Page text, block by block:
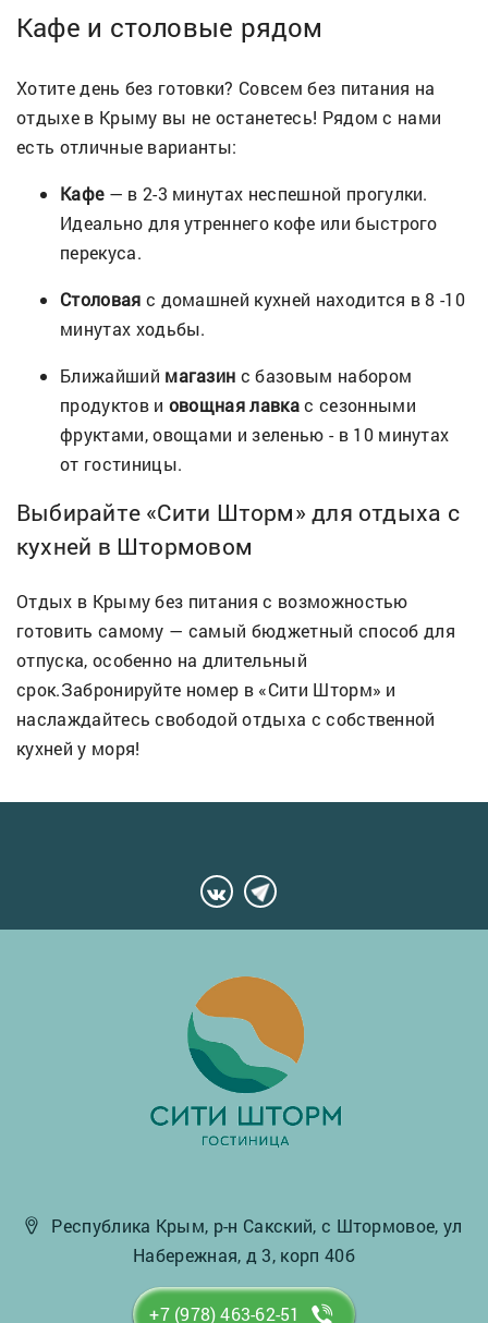
Кафе и столовые рядом
Хотите день без готовки? Совсем без питания на
отдыхе в Крыму вы не останетесь! Рядом с нами
есть отличные варианты:
Кафе— в 2-3 минутах неспешной прогулки.
Идеально для утреннего кофе или быстрого
перекуса.
Столовая с домашней кухней находится в 8 -10
минутах ходьбы.
Ближайший магазин с базовым набором
продуктов и овощная лавкас сезонными
фруктами, овощами и зеленью - в 10 минутах
от гостиницы.
Выбирайте «Сити Шторм» для отдыха с
кухней в Штормовом
Отдых в Крыму без питания с возможностью
готовить самому — самый бюджетный способ для
отпуска, особенно на длительный
срок.Забронируйте номер в «Сити Шторм» и
наслаждайтесь свободой отдыха с собственной
кухней у моря!
Республика Крым, р-н Сакский, с Штормовое, ул
Набережная, д 3, корп 40б
+7 (978) 463-62-51